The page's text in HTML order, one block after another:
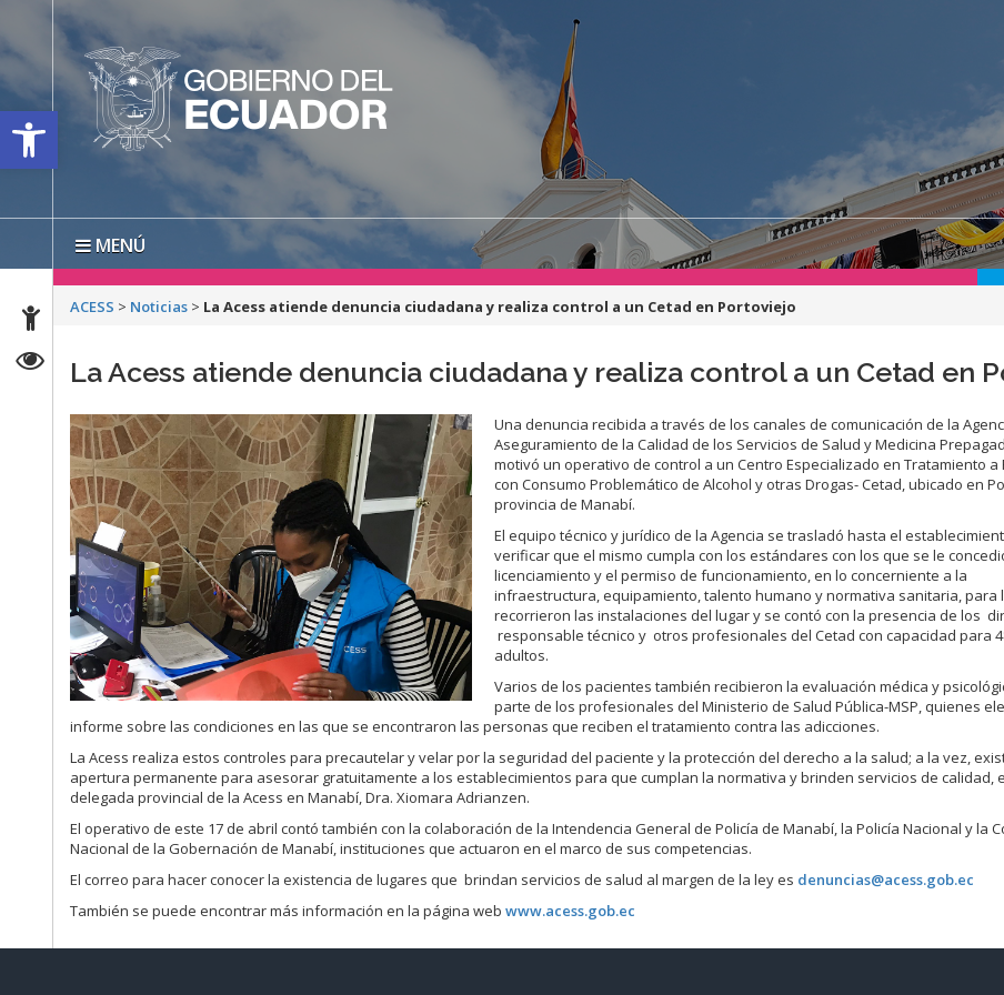
Open toolbar
MENÚ
ACESS > Noticias > La Acess atiende denuncia ciudadana y realiza control a un Cetad en Portoviejo
La Acess atiende denuncia ciudadana y realiza control a un Cetad en
Una denuncia recibida a través de los canales de comunicación de la
Aseguramiento de la Calidad de los Servicios de Salud y Medicina
motivó un operativo de control a un Centro Especializado en Tratamiento a
con Consumo Problemático de Alcohol y otras Drogas- Cetad, ubicado en
provincia de Manabí.
El equipo técnico y jurídico de la Agencia se trasladó hasta el
verificar que el mismo cumpla con los estándares con los que se le
licenciamiento y el permiso de funcionamiento, en lo concerniente a la
infraestructura, equipamiento, talento humano y normativa sanitaria, para
recorrieron las instalaciones del lugar y se contó con la presencia de los
responsable técnico y otros profesionales del Cetad con capacidad para
adultos.
Varios de los pacientes también recibieron la evaluación médica y
parte de los profesionales del Ministerio de Salud Pública-MSP, quienes
informe sobre las condiciones en las que se encontraron las personas que reciben el tratamiento contra las adicciones.
La Acess realiza estos controles para precautelar y velar por la seguridad del paciente y la protección del derecho a la salud; a la vez,
apertura permanente para asesorar gratuitamente a los establecimientos para que cumplan la normativa y brinden servicios de calidad,
delegada provincial de la Acess en Manabí, Dra. Xiomara Adrianzen.
El operativo de este 17 de abril contó también con la colaboración de la Intendencia General de Policía de Manabí, la Policía Nacional y la
Nacional de la Gobernación de Manabí, instituciones que actuaron en el marco de sus competencias.
El correo para hacer conocer la existencia de lugares que brindan servicios de salud al margen de la ley es denuncias@acess.gob.ec
También se puede encontrar más información en la página webwww.acess.gob.ec